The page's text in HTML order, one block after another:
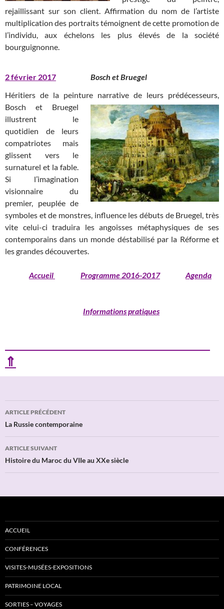
rejaillissant sur son client. Affirmation du nom de l’artiste
multiplication des portraits témoignent de cette promotion de
l’individu, aux échelons les plus élevés de la société
bourguignonne.
2 février 2017
Bosch et Bruegel
Héritiers de la peinture narrative de leurs prédécesseurs,
Bosch et Bruegel
illustrent le
quotidien de leurs
compatriotes mais
glissent vers le
surnaturel et la fable.
Si l’imagination
visionnaire du
premier, peuplée de
symboles et de monstres, influence les débuts de Bruegel, très
vite celui-ci traduira les angoisses métaphysiques de ses
contemporains dans un monde déstabilisé par la Réforme et
les grandes découvertes.
Accueil Programme 2016-2017 Agenda
Informations pratiques
⇑
Navigation
des
articles
ARTICLE PRÉCÉDENT
La Russie contemporaine
ARTICLE SUIVANT
Histoire du Maroc du VIIe au XXe siècle
ACCUEIL
CONFÉRENCES
VISITES-MUSÉES-EXPOSITIONS
PATRIMOINE LOCAL
SORTIES – VOYAGES